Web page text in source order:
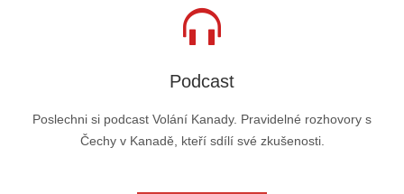
Podcast
Poslechni si podcast Volání Kanady. Pravidelné rozhovory s
Čechy v Kanadě, kteří sdílí své zkušenosti.